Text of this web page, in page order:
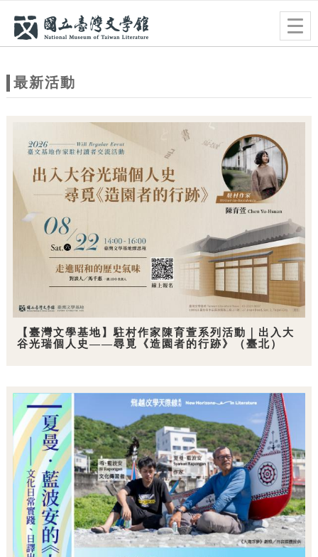
站最新活動
【臺灣文學基地】駐村作家陳育萱系列活動｜出入大
谷光瑞個人史——尋覓《造園者的行跡》（臺北）